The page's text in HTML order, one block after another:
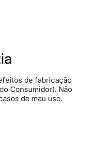
de fabricação
Consumidor). Não
de mau uso.